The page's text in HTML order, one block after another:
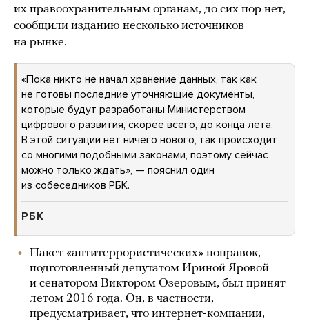
их правоохранительным органам, до сих пор нет,
сообщили изданию несколько источников
на рынке.
«Пока никто не начал хранение данных, так как
не готовы последние уточняющие документы,
которые будут разработаны Министерством
цифрового развития, скорее всего, до конца лета.
В этой ситуации нет ничего нового, так происходит
со многими подобными законами, поэтому сейчас
можно только ждать», — пояснил один
из собеседников РБК.
РБК
Пакет «антитеррористических» поправок,
подготовленный депутатом Ириной Яровой
и сенатором Виктором Озеровым, был принят
летом 2016 года. Он, в частности,
предусматривает, что интернет-компании,